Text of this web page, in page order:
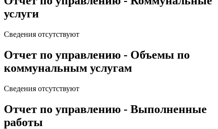
услуги
Сведения отсутствуют
Отчет по управлению - Объемы по
коммунальным услугам
Сведения отсутствуют
Отчет по управлению - Выполненные
работы